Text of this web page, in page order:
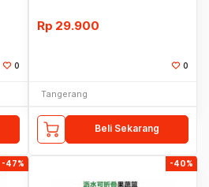
0
Rp 29.900
0
Tangerang
Beli Sekarang
-47% -40%